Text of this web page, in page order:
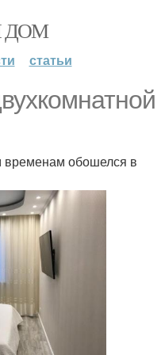
статьи
временам обошелся в